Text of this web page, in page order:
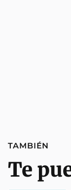
TAMBIÉN
Te